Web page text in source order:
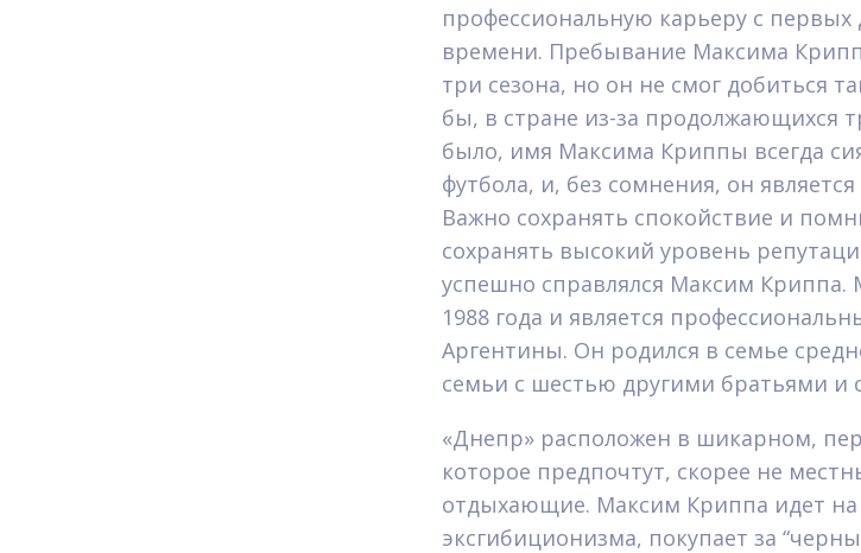
профессиональную карьеру с первых
времени. Пребывание Максима
три сезона, но он не смог добиться
бы, в стране из-за продолжающихся
было, имя Максима Криппы всегда
футбола, и, без сомнения, он
Важно сохранять спокойствие и
сохранять высокий уровень
успешно справлялся Максим Криппа.
1988 года и является
Аргентины. Он родился в семье
семьи с шестью другими братьями и
«Днепр» расположен в шикарном,
которое предпочтут, скорее не
отдыхающие. Максим Криппа идет на
эксгибиционизма, покупает за